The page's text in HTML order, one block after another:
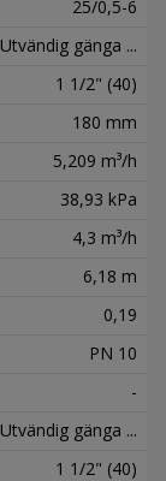
25/0,5-6
Utvändig gänga ...
1 1/2" (40)
180 mm
5,209 m³/h
38,93 kPa
4,3 m³/h
6,18 m
0,19
PN 10
-
Utvändig gänga ...
1 1/2" (40)